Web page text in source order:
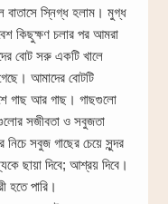
বাতাসে স্নিগ্ধ হলাম। মুগ্ধ
কিছুক্ষণ চলার পর আমরা
বোট সরু একটি খালে
আমাদের বোটটি
গাছ আর গাছ। গাছগুলো
সজীবতা ও সবুজতা
সবুজ গাছের চেয়ে সুন্দর
ছায়া দিবে; আশ্রয় দিবে।
হতে পারি।